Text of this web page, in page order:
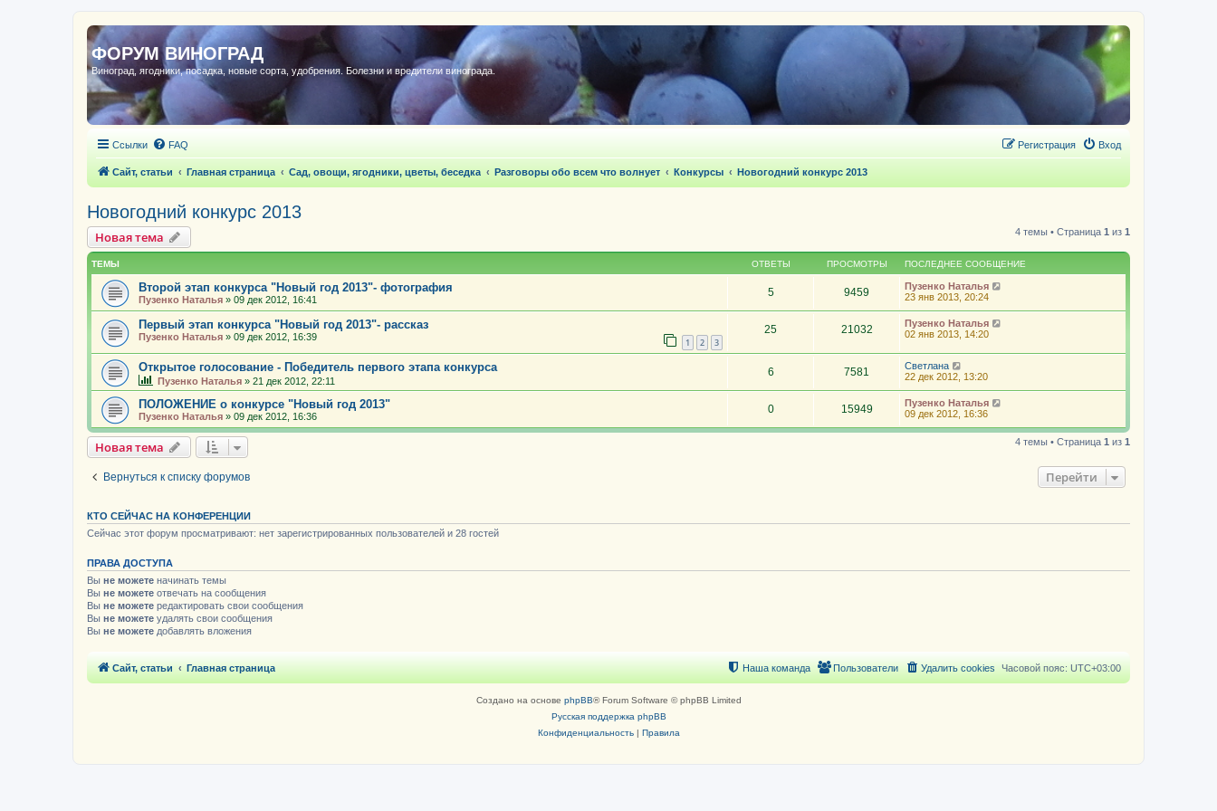
ФОРУМ ВИНОГРАД
Виноград, ягодники, посадка, новые сорта, удобрения. Болезни и вредители винограда.
Ссылки FAQ Вход
Регистрация
Сайт, статьи Главная страница Сад, овощи, ягодники, цветы, беседка Разговоры обо всем что волнует Конкурсы Новогодний конкурс 2013
Новогодний конкурс 2013
Новая тема 4 темы • Страница 1 из 1
ТЕМЫ ОТВЕТЫ ПРОСМОТРЫ ПОСЛЕДНЕЕ СООБЩЕНИЕ
Второй этап конкурса "Новый год 2013"- фотография
Пузенко Наталья » 09 дек 2012, 16:41
5 9459
Пузенко Наталья
23 янв 2013, 20:24
Первый этап конкурса "Новый год 2013"- рассказ
Пузенко Наталья » 09 дек 2012, 16:39 1 2 3
25 21032
Пузенко Наталья
02 янв 2013, 14:20
Открытое голосование - Победитель первого этапа конкурса
Пузенко Наталья » 21 дек 2012, 22:11
6 7581
Светлана
22 дек 2012, 13:20
ПОЛОЖЕНИЕ о конкурсе "Новый год 2013"
Пузенко Наталья » 09 дек 2012, 16:36
0 15949
Пузенко Наталья
09 дек 2012, 16:36
Новая тема 4 темы • Страница 1 из 1
Вернуться к списку форумов Перейти
КТО СЕЙЧАС НА КОНФЕРЕНЦИИ
Сейчас этот форум просматривают: нет зарегистрированных пользователей и 28 гостей
ПРАВА ДОСТУПА
Вы не можете начинать темы
Вы не можете отвечать на сообщения
Вы не можете редактировать свои сообщения
Вы не можете удалять свои сообщения
Вы не можете добавлять вложения
Сайт, статьи Главная страница Часовой пояс: UTC+03:00
Удалить cookies
Пользователи
Наша команда
Создано на основе phpBB® Forum Software © phpBB Limited
Русская поддержка phpBB
Конфиденциальность| Правила